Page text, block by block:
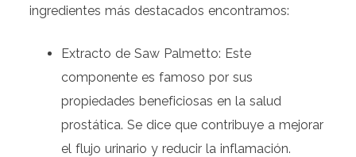
ingredientes más destacados encontramos:
Extracto de Saw Palmetto: Este
componente es famoso por sus
propiedades beneficiosas en la salud
prostática. Se dice que contribuye a mejorar
el flujo urinario y reducir la inflamación.